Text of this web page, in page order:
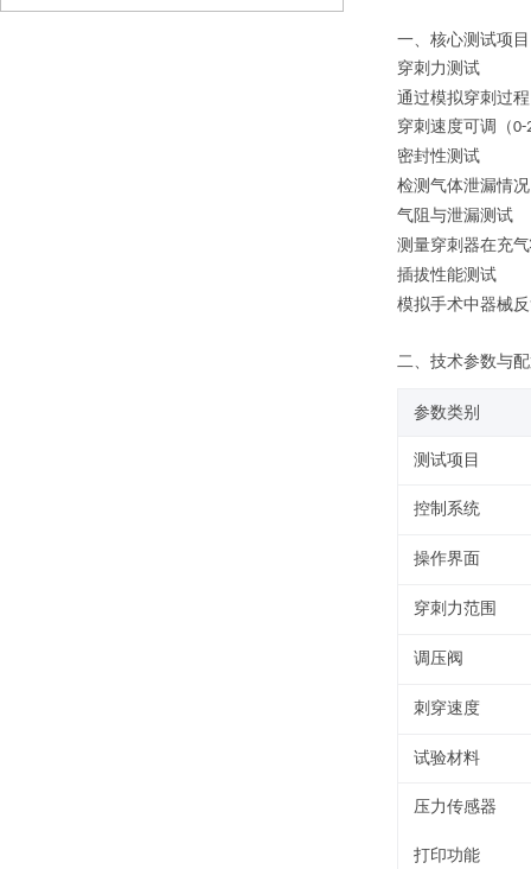
一、核心测试项目
穿刺力测试
通过模拟穿刺过
穿刺速度可调（0-
密封性测试
检测气体泄漏情
气阻与泄漏测试
测量穿刺器在充
插拔性能测试
模拟手术中器械
二、技术参数与
参数类别
测试项目
控制系统
操作界面
穿刺力范围
调压阀
刺穿速度
试验材料
压力传感器
打印功能